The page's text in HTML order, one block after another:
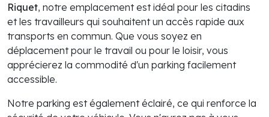
Riquet, notre emplacement est idéal pour les citadins
et les travailleurs qui souhaitent un accès rapide aux
transports en commun. Que vous soyez en
déplacement pour le travail ou pour le loisir, vous
apprécierez la commodité d'un parking facilement
accessible.
Notre parking est également éclairé, ce qui renforce la